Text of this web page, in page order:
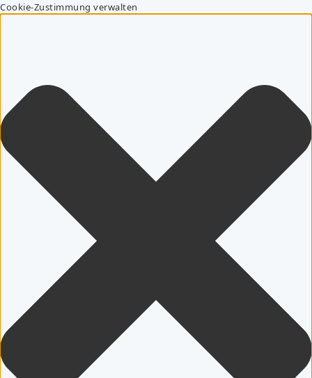
Cookie-Zustimmung verwalten